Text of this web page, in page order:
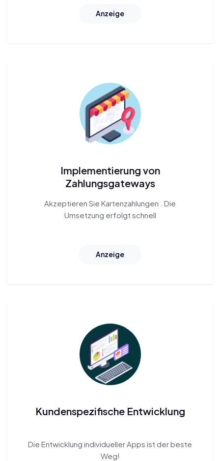
Anzeige
Implementierung von
Zahlungsgateways
Akzeptieren Sie Kartenzahlungen . Die
Umsetzung erfolgt schnell
Anzeige
Kundenspezifische Entwicklung
Die Entwicklung individueller Apps ist der beste
Weg!